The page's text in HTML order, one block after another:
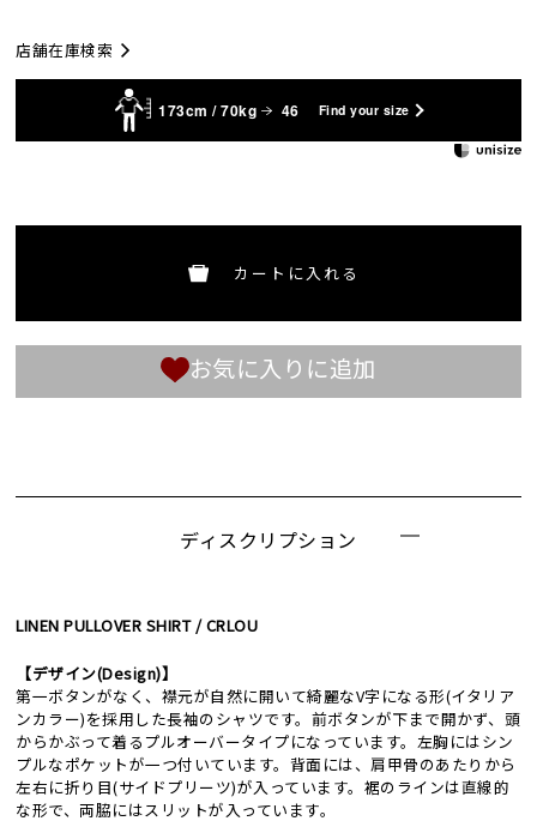
店舗在庫検索
173cm / 70kg 46 Find your size
カートに入れる
お気に入りに追加
ディスクリプション
LINEN PULLOVER SHIRT / CRLOU
【デザイン(Design)】
第一ボタンがなく、襟元が自然に開いて綺麗なV字になる形(イタリア
ンカラー)を採用した長袖のシャツです。前ボタンが下まで開かず、頭
からかぶって着るプルオーバータイプになっています。左胸にはシン
プルなポケットが一つ付いています。背面には、肩甲骨のあたりから
左右に折り目(サイドプリーツ)が入っています。裾のラインは直線的
な形で、両脇にはスリットが入っています。